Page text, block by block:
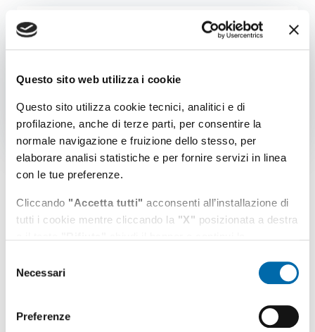
Questo sito web utilizza i cookie
Questo sito utilizza cookie tecnici, analitici e di
profilazione, anche di terze parti, per consentire la
normale navigazione e fruizione dello stesso, per
elaborare analisi statistiche e per fornire servizi in linea
con le tue preferenze.
Cliccando "Accetta tutti" acconsenti all’installazione di
tutti i cookie mentre cliccando la "X" posizionata a destra
Puoi modificare in ogni momento le tue preferenze
per maggiori informazioni consulta la nostra
delNecessari
Preferenze
RICEVIMENTO AL
FIUMICINO
Dimensione file: 57.02 KBDownload file
Tutti gli argomenti